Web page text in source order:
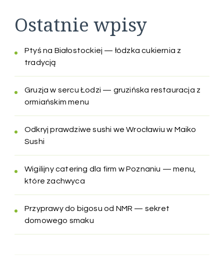
Ostatnie wpisy
Ptyś na Białostockiej — łódzka cukiernia z
tradycją
Gruzja w sercu Łodzi — gruzińska restauracja z
ormiańskim menu
Odkryj prawdziwe sushi we Wrocławiu w Maiko
Sushi
Wigilijny catering dla firm w Poznaniu — menu,
które zachwyca
Przyprawy do bigosu od NMR — sekret
domowego smaku